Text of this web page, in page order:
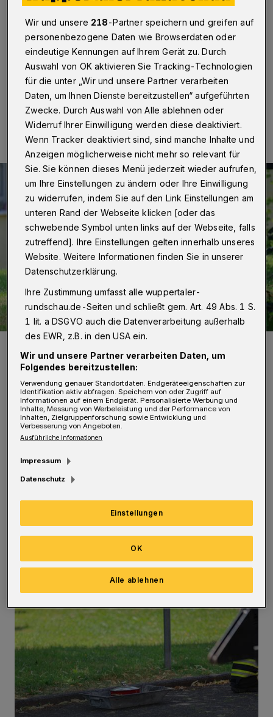
Wuppertal·Die Wuppertaler Feuerwehr musste am
Samstagmittag (5. Juli 2025) einen Brand in einem
Mehrfamilienhaus an der Langobardenstraße löschen.
06.07.2025 , 00:00 Uhr Eine Minute Lesezeit
Das Feuer wurde erstickt.
Foto: Christoph Petersen
Der Einsatz der Löschzüge Langerfeld und
Öl brannte. Die Feuerwehrmänner brachten
den Topf ins Freie und erstickten die
Flammen. Anschließend wurden die Räume
ausgiebig belüftet und dann freigemessen.
Wir und unsere 218-Partner speichern und greifen auf
personenbezogene Daten wie Browserdaten oder
eindeutige Kennungen auf Ihrem Gerät zu. Durch
Auswahl von OK aktivieren Sie Tracking-Technologien
für die unter „Wir und unsere Partner verarbeiten
Daten, um Ihnen Dienste bereitzustellen“ aufgeführten
Zwecke. Durch Auswahl von Alle ablehnen oder
Widerruf Ihrer Einwilligung werden diese deaktiviert.
Wenn Tracker deaktiviert sind, sind manche Inhalte und
Anzeigen möglicherweise nicht mehr so relevant für
Sie. Sie können dieses Menü jederzeit wieder aufrufen,
um Ihre Einstellungen zu ändern oder Ihre Einwilligung
zu widerrufen, indem Sie auf den Link Einstellungen am
unteren Rand der Webseite klicken [oder das
schwebende Symbol unten links auf der Webseite, falls
zutreffend]. Ihre Einstellungen gelten innerhalb unseres
Website. Weitere Informationen finden Sie in unserer
Datenschutzerklärung.
Ihre Zustimmung umfasst alle wuppertaler-
rundschau.de-Seiten und schließt gem. Art. 49 Abs. 1 S.
1 lit. a DSGVO auch die Datenverarbeitung außerhalb
des EWR, z.B. in den USA ein.
Wir und unsere Partner verarbeiten Daten, um
Folgendes bereitzustellen:
Verwendung genauer Standortdaten. Endgeräteeigenschaften zur
Identifikation aktiv abfragen. Speichern von oder Zugriff auf
Informationen auf einem Endgerät. Personalisierte Werbung und
Inhalte, Messung von Werbeleistung und der Performance von
Inhalten, Zielgruppenforschung sowie Entwicklung und
Verbesserung von Angeboten.
Ausführliche Informationen
Impressum
Datenschutz
Einstellungen
Alle ablehnen
OK